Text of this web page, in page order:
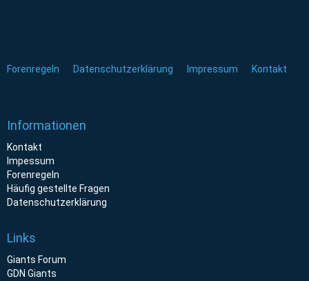
Forenregeln Datenschutzerklärung Impressum Kontakt
Informationen
Kontakt
Impessum
Forenregeln
Häufig gestellte Fragen
Datenschutzerklärung
Links
Giants Forum
GDN Giants